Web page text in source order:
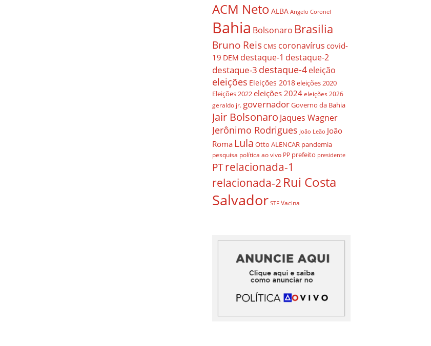
ACM Neto ALBA Angelo Coronel
Bahia Bolsonaro Brasilia
Bruno ReisCMS coronavírus covid-
19 DEM destaque-1 destaque-2
destaque-3 destaque-4eleição
eleições Eleições 2018eleições 2020
Eleições 2022eleições 2024 eleições 2026
geraldo jr. governadorGoverno da Bahia
Jair Bolsonaro Jaques Wagner
Jerônimo Rodrigues João Leão João
Roma Lula Otto ALENCAR pandemia
pesquisa política ao vivo PP prefeito presidente
PTrelacionada-1
relacionada-2 Rui Costa
Salvador STF Vacina